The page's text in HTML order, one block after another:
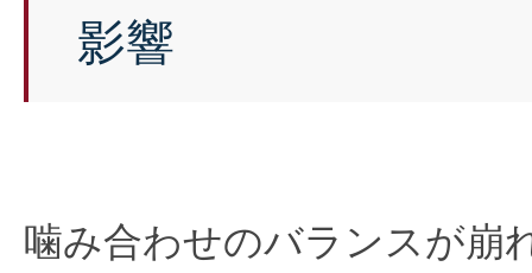
影響
噛み合わせのバランスが崩